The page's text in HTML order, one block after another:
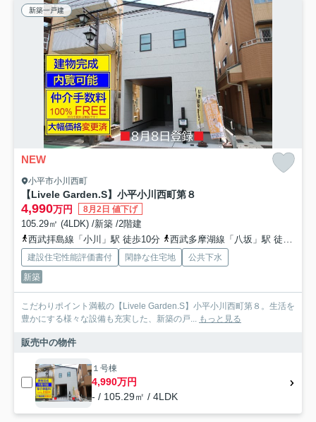
新築一戸建
NEW
小平市小川西町
【Livele Garden.S】小平小川西町第８
4,990万円 8月2日 値下げ
105.29㎡ (4LDK) /新築 /2階建
西武拝島線「小川」駅 徒歩10分
西武多摩湖線「八坂」駅 徒歩14分
建設住宅性能評価書付 閑静な住宅地
公共下水
新築
こだわりポイント満載の【Livele Garden.S】小平小川西町第８。生活を
豊かにする様々な設備も充実した、新築の戸... もっと見る
販売中の物件
１号棟
4,990万円
- / 105.29㎡ / 4LDK